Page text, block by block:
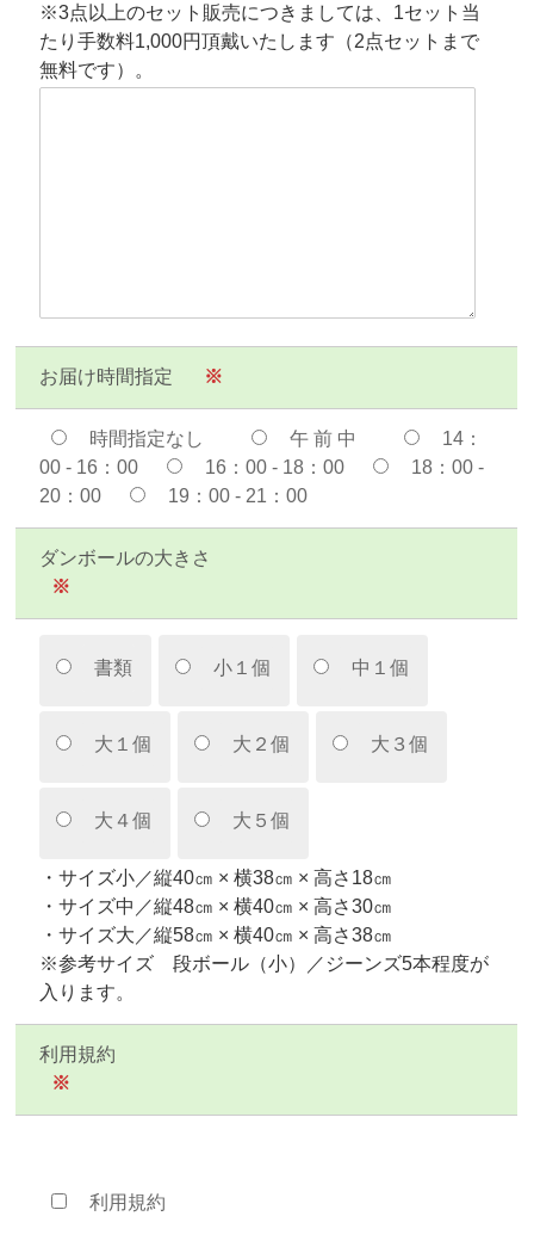
※3点以上のセット販売につきましては、1セット当
たり手数料1,000円頂戴いたします（2点セットまで
無料です）。
お届け時間指定 ※
時間指定なし 午 前 中
14：
00 - 16：00
16：00 - 18：00
18：00 -
20：00
19：00 - 21：00
ダンボールの大きさ
※
書類 小１個 中１個
大１個 大２個 大３個
大４個 大５個
・サイズ小／縦40㎝ × 横38㎝ × 高さ18㎝
・サイズ中／縦48㎝ × 横40㎝ × 高さ30㎝
・サイズ大／縦58㎝ × 横40㎝ × 高さ38㎝
※参考サイズ 段ボール（小）／ジーンズ5本程度が
入ります。
利用規約
※
利用規約